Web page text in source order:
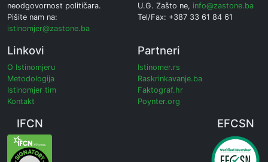
neodgovornost političara.
Pišite nam na:
istinomjer@zastone.ba
U.G. Zašto ne, info@zastone.ba
Tel/Fax: +387 33 61 84 61
Linkovi
O Istinomjeru
Metodologija
Istinomjer tim
Kontakt
Partneri
Istinomer.rs
Raskrinkavanje.ba
Faktograf.hr
Poynter.org
IFCN EFCSN